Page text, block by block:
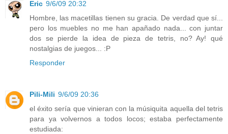
Eric 9/6/09 20:32
Hombre, las macetillas tienen su gracia. De verdad que sí...
pero los muebles no me han apañado nada... con juntar
dos se pierde la idea de pieza de tetris, no? Ay! qué
nostalgias de juegos... :P
Responder
Pili-Mili 9/6/09 20:36
el éxito sería que vinieran con la músiquita aquella del tetris
para ya volvernos a todos locos; estaba perfectamente
estudiada: